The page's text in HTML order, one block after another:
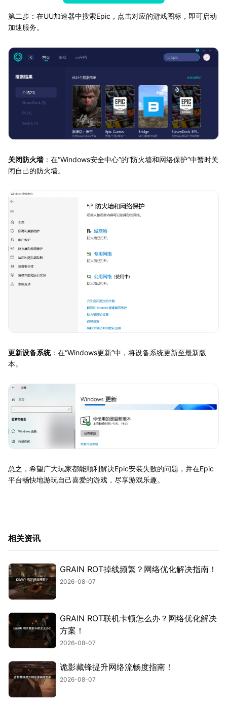
第二步：在UU加速器中搜索Epic，点击对应的游戏图标，即可启动
加速服务。
关闭防火墙：在“Windows安全中心”的“防火墙和网络保护”中暂时关
闭自己的防火墙。
更新设备系统：在“Windows更新”中，将设备系统更新至最新版
本。
总之，希望广大玩家都能顺利解决Epic安装失败的问题，并在Epic
平台畅快地游玩自己喜爱的游戏，尽享游戏乐趣。
相关资讯
GRAIN ROT掉线频繁？网络优化解决指南！
2026-08-07
GRAIN ROT联机卡顿怎么办？网络优化解决
方案！
2026-08-07
诡影藏锋提升网络流畅度指南！
2026-08-07